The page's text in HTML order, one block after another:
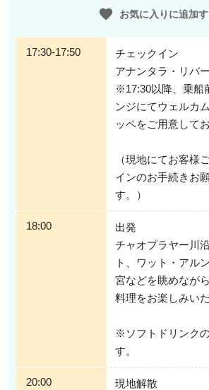
プラー・プーアラスカ(พล่าปูอลาสก้า)
アラスカカニのスパイシーサラダ
🍄‍🟫🦐🦪🍲トムカータレー(ต้มข่าทะเล)
シーフードのココナッツスープ
ホーモック・プラーコッド(ห่อหมกปลาค็อด)
コッドの蒸しレッドカレー
ゲーンマッサマンヌア(แกงมัสมั่นเนื้อวากิว)
カオニャオ・マムアン(ข้าวเหนียวมะม่วง)
タイ伝統のお菓子(ขนมไทยโบราณ)
タイ伝統スイーツ・プチ4種盛り
*****************************************
※メニューは仕入れ状況により、予告なく変更す
※5歳から11歳までのお子様にはキッズメニューを
前菜（チキンナゲット、エビの生春巻き、エビの
春雨のクリアスープ、エビチャーハン、もち米と
お気に入りに追加
17:30-17:50
チェックイン
アナンタラ・リバ
※17:30以降、乗船
ンジにてウェルカ
ッペをご用意して
（現地にてお客様
インのお手続きお
す。）
18:00
出発
チャオプラヤー川
ト、ワット・アル
宮などを眺めなが
料理をお楽しみい
※ソフトドリンク
す。
20:00 現地解散